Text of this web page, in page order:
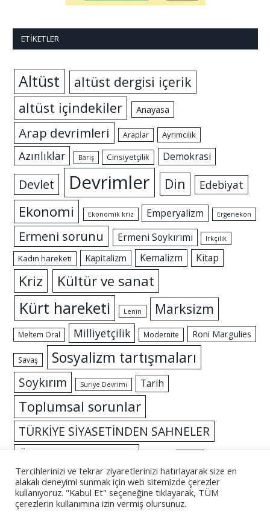
ETIKETLER
Altüst
altüst dergisi içerik
altüst içindekiler
Anayasa
Arap devrimleri Araplar Ayrımcılık
Azınlıklar Barış Cinsiyetçilik Demokrasi
Devlet Devrimler Din Edebiyat
Ekonomi Ekonomik kriz Emperyalizm Ergenekon
Ermeni sorunu Ermeni Soykırımı Irkçılık
Kadın hareketi Kapitalizm Kemalizm Kitap
Kriz Kültür ve sanat
Kürt hareketi Lenin Marksizm
Meltem Oral Milliyetçilik Modernite Roni Margulies
Savaş Sosyalizm tartışmaları
Soykırım Suriye Devrimi Tarih
Toplumsal sorunlar
TÜRKİYE SİYASETİNDEN SAHNELER
Özgürlük mücadelesi
© 2026 - Altüst
Tercihlerinizi ve tekrar ziyaretlerinizi hatırlayarak size en
alakalı deneyimi sunmak için web sitemizde çerezler
kullanıyoruz. "Kabul Et" seçeneğine tıklayarak, TÜM
çerezlerin kullanımına izin vermiş olursunuz.